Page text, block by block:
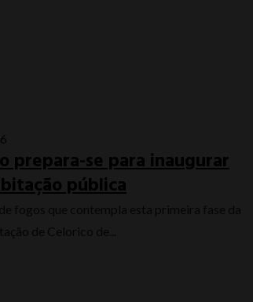
prepara-se para inaugurar
pública